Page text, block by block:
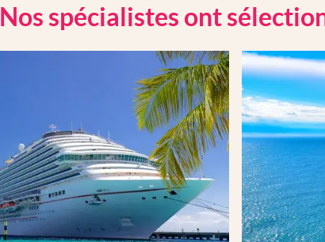
Nos spécialistes ont